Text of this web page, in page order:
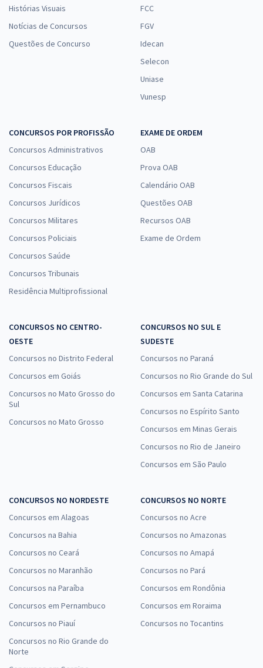
Histórias Visuais
Notícias de Concursos
Questões de Concurso
FCC
FGV
Idecan
Selecon
Uniase
Vunesp
CONCURSOS POR PROFISSÃO
Concursos Administrativos
Concursos Educação
Concursos Fiscais
Concursos Jurídicos
Concursos Militares
Concursos Policiais
Concursos Saúde
Concursos Tribunais
Residência Multiprofissional
EXAME DE ORDEM
OAB
Prova OAB
Calendário OAB
Questões OAB
Recursos OAB
Exame de Ordem
CONCURSOS NO CENTRO-
OESTE
Concursos no Distrito Federal
Concursos em Goiás
Concursos no Mato Grosso do
Sul
Concursos no Mato Grosso
CONCURSOS NO SUL E
SUDESTE
Concursos no Paraná
Concursos no Rio Grande do Sul
Concursos em Santa Catarina
Concursos no Espírito Santo
Concursos em Minas Gerais
Concursos no Rio de Janeiro
Concursos em São Paulo
CONCURSOS NO NORDESTE
Concursos em Alagoas
Concursos na Bahia
Concursos no Ceará
Concursos no Maranhão
Concursos na Paraíba
Concursos em Pernambuco
Concursos no Piauí
Concursos no Rio Grande do
Norte
CONCURSOS NO NORTE
Concursos no Acre
Concursos no Amazonas
Concursos no Amapá
Concursos no Pará
Concursos em Rondônia
Concursos em Roraima
Concursos no Tocantins